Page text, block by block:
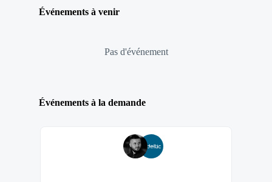
Événements à venir
Pas d'événement
Événements à la demande